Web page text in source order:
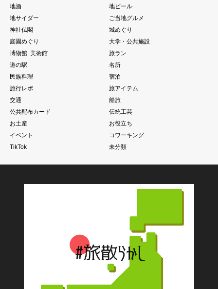
地酒
地ビール
地サイダー
ご当地グルメ
神社仏閣
城めぐり
庭園めぐり
大学・公共施設
博物館･美術館
旅ラン
道の駅
名所
民族料理
宿泊
旅行レポ
旅アイテム
交通
船旅
公共配布カード
伝統工芸
お土産
お役立ち
イベント
コワーキング
TikTok
未分類